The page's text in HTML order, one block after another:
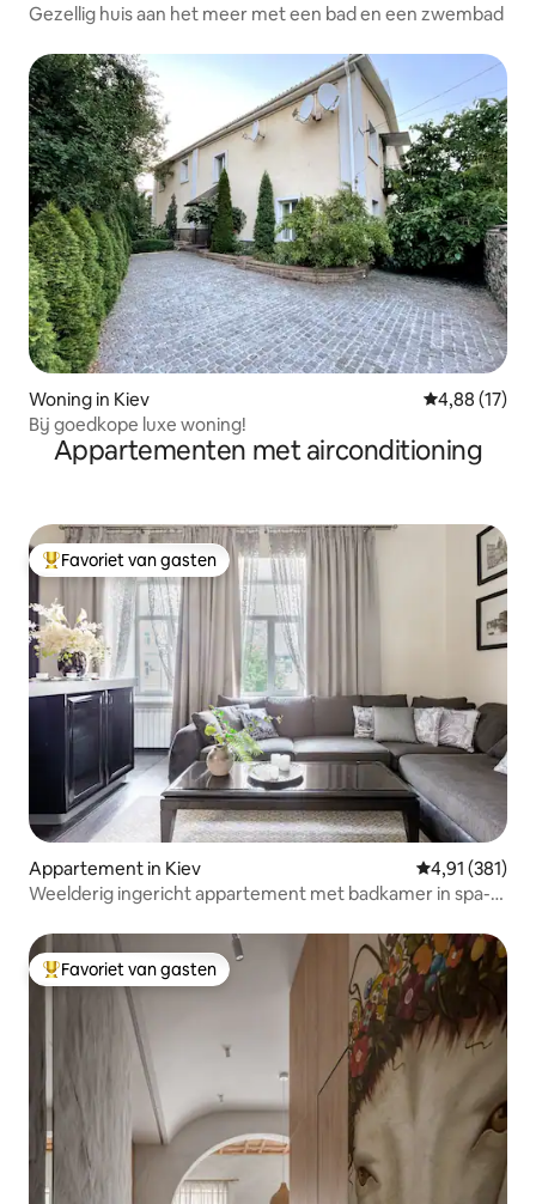
Gezellig huis aan het meer met een bad en een zwembad
Woning in Kiev Gemiddelde
4,88 (17)
Bij goedkope luxe woning!
Appartementen met airconditioning
Topfavoriet van gasten
Favoriet van gasten
Appartement in Kiev Gemiddelde
4,91 (381)
Weelderig ingericht appartement met badkamer in spa-
Topfavoriet van gasten
Favoriet van gasten